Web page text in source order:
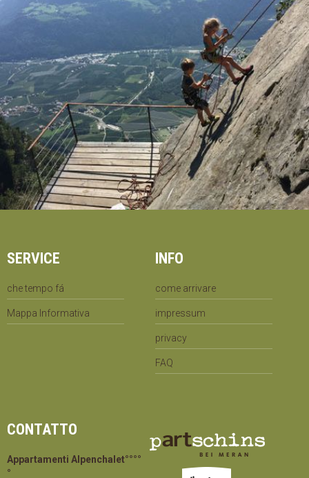
SERVICE
che tempo fá
Mappa Informativa
INFO
come arrivare
impressum
privacy
FAQ
CONTATTO
Appartamenti Alpenchalet°°°°
°